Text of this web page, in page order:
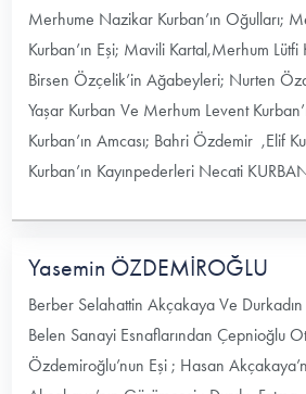
Merhume Nazikar Kurban’ın Oğulları;
Kurban’ın Eşi; Mavili Kartal,Merhum
Birsen Özçelik’in Ağabeyleri; Nurten
Yaşar Kurban Ve Merhum Levent
Kurban’ın Amcası; Bahri Özdemir ,Elif
Kurban’ın Kayınpederleri Necati
Yasemin ÖZDEMİROĞLU
Berber Selahattin Akçakaya Ve Durkadın
Belen Sanayi Esnaflarından Çepnioğlu
Özdemiroğlu’nun Eşi ; Hasan